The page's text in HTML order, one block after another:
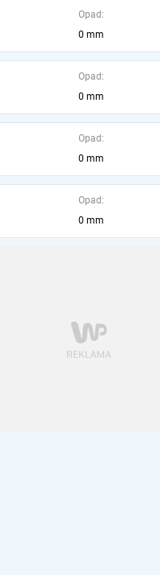
Opad:
0 mm
Opad:
0 mm
Opad:
0 mm
Opad:
0 mm